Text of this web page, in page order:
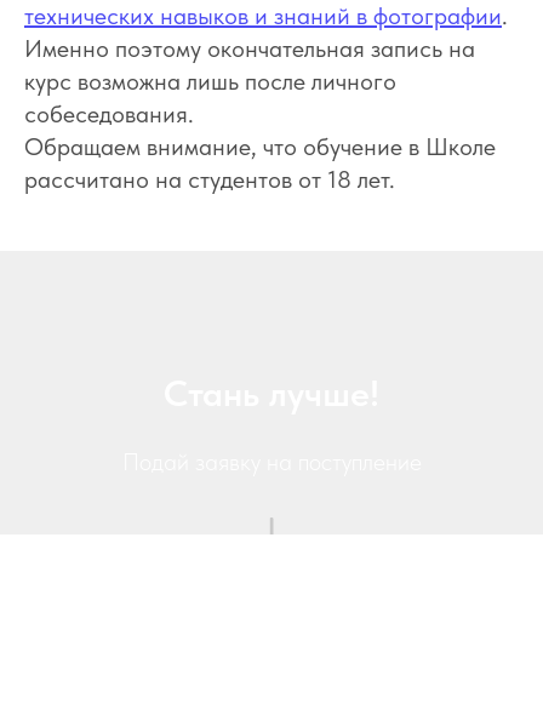
технических навыков и знаний в фотографии.
Именно поэтому окончательная запись на
курс возможна лишь после личного
собеседования.
Обращаем внимание, что обучение в Школе
рассчитано на студентов от 18 лет.